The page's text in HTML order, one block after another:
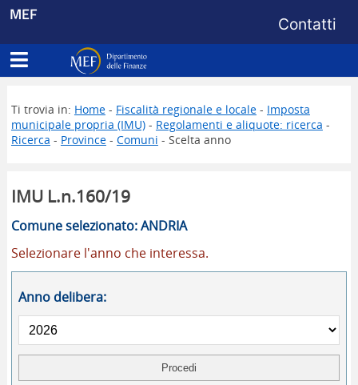
MEF Menu di
Contatti
Apri menu principale
Dipartimento delle Finanze
Ti trovia in: Home- Fiscalità regionale e locale- Imposta
municipale propria (IMU)- Regolamenti e aliquote: ricerca -
Ricerca - Province- Comuni - Scelta anno
IMU L.n.160/19
Comune selezionato: ANDRIA
Selezionare l'anno che interessa.
Anno delibera: